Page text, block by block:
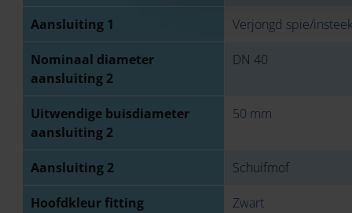
Aansluiting 1 Verjongd spie/
Nominaal diameter
aansluiting 2
DN 40
Uitwendige buisdiameter
aansluiting 2
50 mm
Aansluiting 2 Schuifmof
Hoofdkleur fitting Zwart